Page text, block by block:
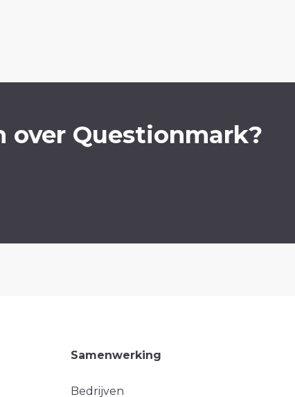
over Questionmark?
Samenwerking
Bedrijven